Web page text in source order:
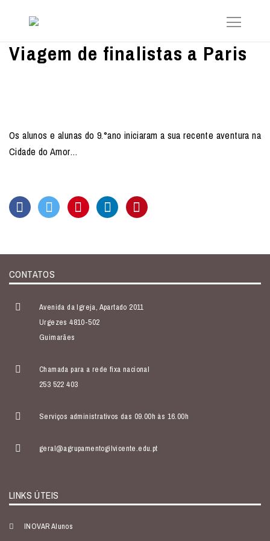
Viagem de finalistas a Paris
Os alunos e alunas do 9.°ano iniciaram a sua recente aventura na
Cidade do Amor…
CONTATOS
Avenida da Igreja, Apartado 2011
Urgezes 4810-502
Guimarães
Chamada para a rede fixa nacional
253 522 403
Serviços administrativos das 09.00h às 16.00h
geral@agrupamentogilvicente.edu.pt
LINKS ÚTEIS
INOVAR Alunos